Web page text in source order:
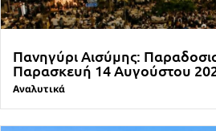
Πανηγύρι Αισύμης:
Παρασκευή 14 Αυγούστου
Αναλυτικά